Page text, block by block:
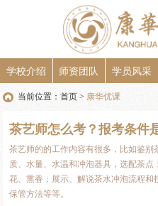
学校介绍 师资团队 学员风采
当前位置： 首页> 康华优课
茶艺师怎么考？报考条件
茶艺师的的工作内容有很多，比如鉴
质、水量、水温和冲泡器具，选配茶
花、熏香；展示、解说茶水冲泡流程
保管方法等等。